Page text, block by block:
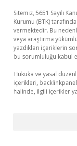
Sitemiz, 5651 Sayılı
Kurumu (BTK)
vermektedir. Bu
veya araştırma
yazdıkları içeriklerin
bu sorumluluğu kabul
Hukuka ve yasal
içerikleri,
halinde, ilgili içerikler